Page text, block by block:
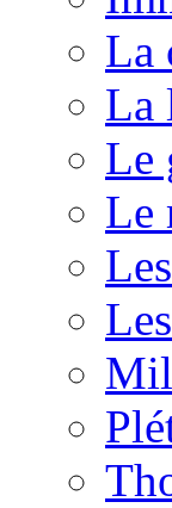
La
La
Le
Le